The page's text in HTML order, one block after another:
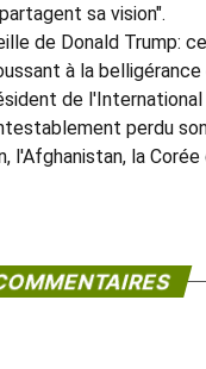
sa vision".
de Donald Trump:
à la
de l'International
perdu
la